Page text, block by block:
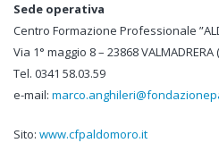
Sede operativa
Centro Formazione Professionale
Via 1° maggio 8 – 23868 VALMADRERA
Tel. 0341 58.03.59
e-mail:
Sito: www.cfpaldomoro.it